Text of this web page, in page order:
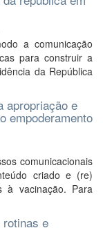
a comunicação
para construir a
da República
apropriação e
empoderamento
comunicacionais
criado e (re)
à vacinação. Para
e